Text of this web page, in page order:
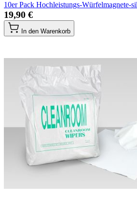
10er Pack Hochleistungs-Würfelmagnete-
19,90 €
In den Warenkorb